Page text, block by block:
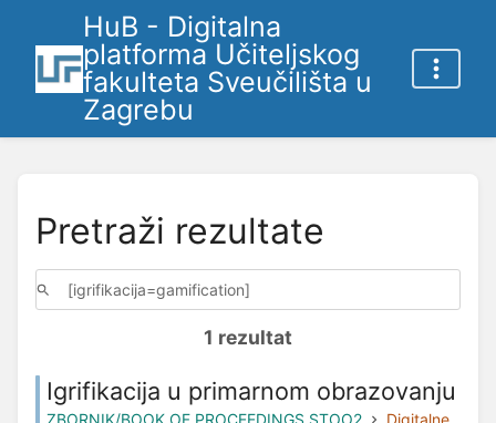
HuB - Digitalna
platforma Učiteljskog
fakulteta Sveučilišta u
Zagrebu
Pretraži rezultate
1 rezultat
Igrifikacija u primarnom obrazovanju
ZBORNIK/BOOK OF PROCEEDINGS STOO2
Digitalne